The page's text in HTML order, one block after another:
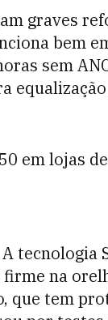
graves
bem
sem
em lojas
tecnologia
na
que tem